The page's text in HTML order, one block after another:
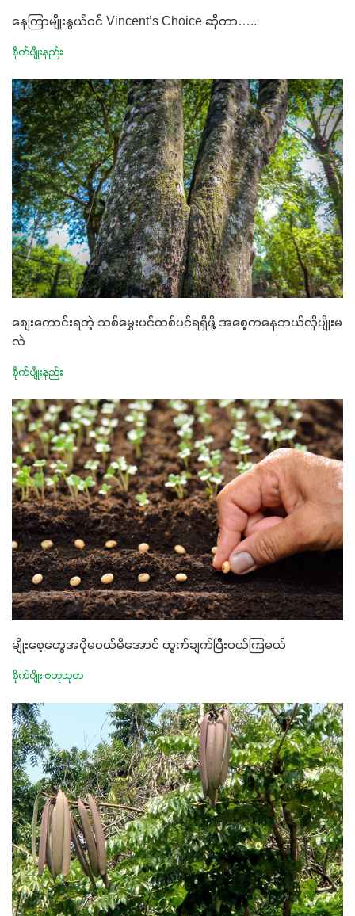
နေကြာမျိုးနွယ်ဝင် Vincent’s Choice ဆိုတာ…..
စိုက်ပျိုးနည်း
စျေးကောင်းရတဲ့ သစ်မွှေးပင်တစ်ပင်ရရှိဖို့ အစေ့ကနေဘယ်လိုပျိုးမ
လဲ
စိုက်ပျိုးနည်း
မျိုးစေ့တွေအပိုမဝယ်မိအောင် တွက်ချက်ပြီးဝယ်ကြမယ်
စိုက်ပျိုး ဗဟုသုတ